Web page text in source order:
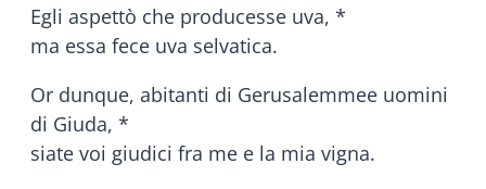
Egli aspettò che producesse uva, *
ma essa fece uva selvatica.
Or dunque, abitanti di Gerusalemmee uomini
di Giuda, *
siate voi giudici fra me e la mia vigna.